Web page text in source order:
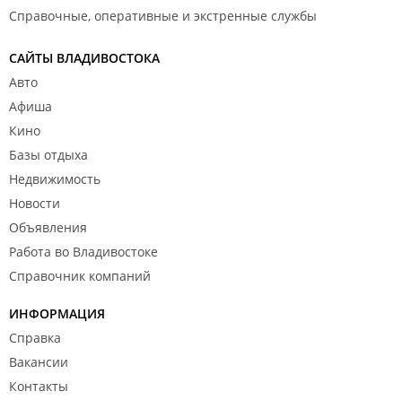
Справочные, оперативные и экстренные службы
САЙТЫ ВЛАДИВОСТОКА
Авто
Афиша
Кино
Базы отдыха
Недвижимость
Новости
Объявления
Работа во Владивостоке
Справочник компаний
ИНФОРМАЦИЯ
Справка
Вакансии
Контакты